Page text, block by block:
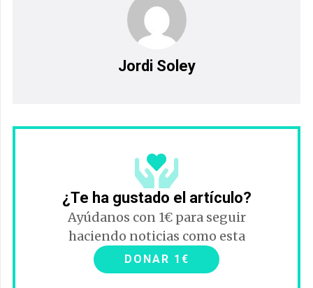
Jordi Soley
¿Te ha gustado el artículo?
Ayúdanos con 1€ para seguir
haciendo noticias como esta
DONAR 1€